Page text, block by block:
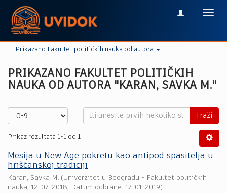
Prikazano Fakultet političkih nauka od autora
PRIKAZANO FAKULTET POLITIČKIH
NAUKA OD AUTORA "KARAN, SAVKA M."
Traži
Prikaz rezultata 1-1 od 1
Mesija u New Age pokretu kao antipod spasitelja u
hrišćanskoj tradiciji
Karan, Savka M. (Univerzitet u Beogradu - Fakultet političkih
nauka, 12-07-2018, Datum odbrane: 17-01-2019)